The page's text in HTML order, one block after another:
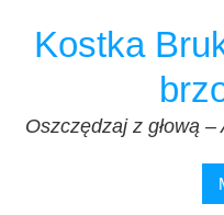
treściKostka
Oszczędzaj z głową